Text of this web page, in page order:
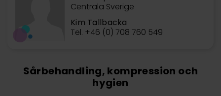
Centrala Sverige
Kim Tallbacka
Tel. +46 (0) 708 760 549
Sårbehandling, kompression och
hygien